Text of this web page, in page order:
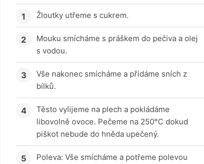
Žloutky utřeme s cukrem.
Mouku smícháme s práškem do pečiva a olej
s vodou.
Vše nakonec smícháme a přidáme sních z
bílků.
Těsto vylijeme na plech a pokládáme
libovolně ovoce. Pečeme na 250°C dokud
piškot nebude do hněda upečený.
Poleva: Vše smícháme a potřeme polevou